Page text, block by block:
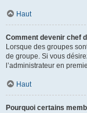
Haut
Comment devenir chef
Lorsque des groupes
de groupe. Si vous
l’administrateur en
Haut
Pourquoi certains